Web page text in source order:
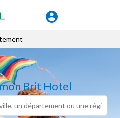
Brit Hotel